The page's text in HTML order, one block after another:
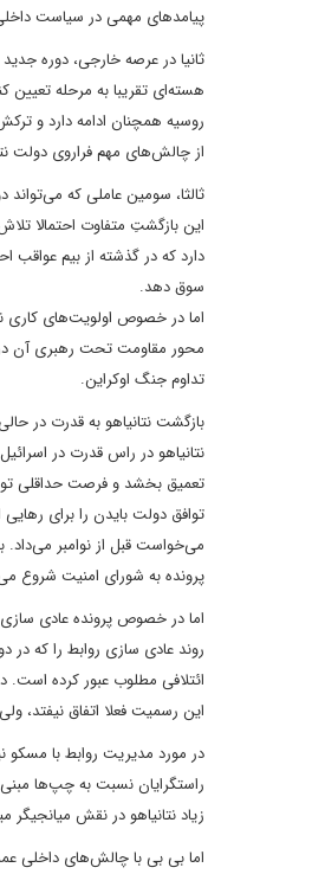
پیامدهای مهمی در سیاست
ثانیا در عرصه خارجی، دوره
هسته‌ای تقریبا به مرحله
روسیه همچنان ادامه دارد و
از چالش‌های مهم فراروی دولت
این بازگشتِ متفاوت احتمالا
دارد که در گذشته از بیم
سوق دهد.
اما در خصوص اولویت‌های کاری
محور مقاومت تحت رهبری آن
تداوم جنگ اوکراین.
بازگشت نتانیاهو به قدرت در
نتانیاهو در راس قدرت در
تعمیق بخشد و فرصت حداقلی
توافق دولت بایدن را برای
می‌خواست قبل از نوامبر می‌داد.
پرونده به شورای امنیت شروع
اما در خصوص پرونده عادی سازی
روند عادی سازی روابط را که
ائتلافی مطلوب عبور کرده است.
این رسمیت فعلا اتفاق نیفتد،
در مورد مدیریت روابط با مسکو
راستگرایان نسبت به چپ‌ها
زیاد نتانیاهو در نقش میانجیگر
اما بی بی با چالش‌های داخلی